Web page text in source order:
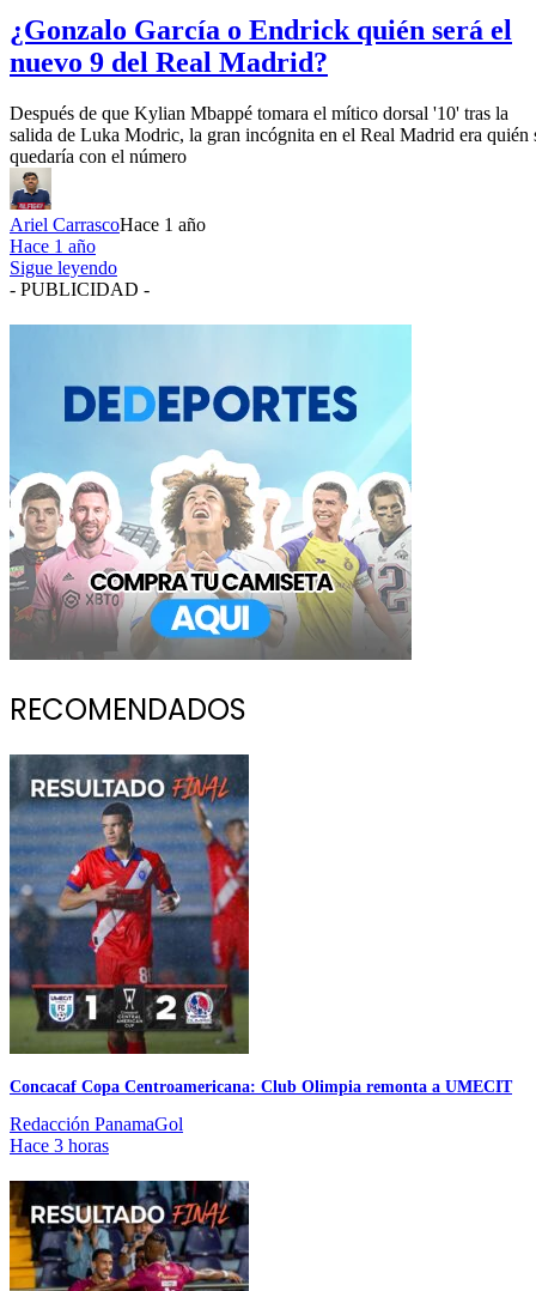
¿Gonzalo García o Endrick quién será el
nuevo 9 del Real Madrid?
Después de que Kylian Mbappé tomara el mítico dorsal '10' tras la
salida de Luka Modric, la gran incógnita en el Real Madrid era quién
quedaría con el número
Ariel CarrascoHace 1 año
Hace 1 año
Sigue leyendo
- PUBLICIDAD -
RECOMENDADOS
Concacaf Copa Centroamericana: Club Olimpia remonta a UMECIT
Redacción PanamaGol
Hace 3 horas